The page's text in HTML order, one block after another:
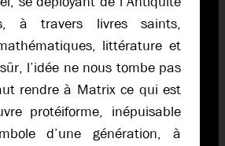
à travers livres saints,
littérature et
l’idée ne nous tombe pas
rendre à Matrix ce qui est
protéiforme, inépuisable
d’une génération, à